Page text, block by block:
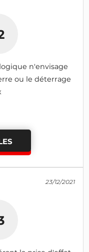
n'envisage
ou le déterrage
23/12/2021